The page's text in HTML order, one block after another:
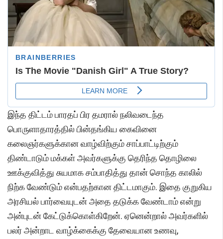
இந்த திட்டம் பாரதப் பிர தமரால் நலிவடைந்த
பொருளாதாரத்தில் பின்தங்கிய கைவினை
கலைஞர்களுக்கான வாழ்விற்கும் சாப்பாட்டிற்கும்
திண்டாடும் மக்கள் அவர்களுக்கு தெரிந்த தொழிலை
ஊக்குவித்து சுயமாக சம்பாதித்து தான் சொந்த காலில்
நிற்க வேண்டும் என்பதற்கான திட்டமாகும். இதை குறுகிய
அரசியல் பார்வையுடன் அதை தடுக்க வேண்டாம் என்று
அன்புடன் கேட்டுக்கொள்கிறேன். ஏனென்றால் அவர்களில்
பலர் அன்றாட வாழ்க்கைக்கு தேவையான உணவு,